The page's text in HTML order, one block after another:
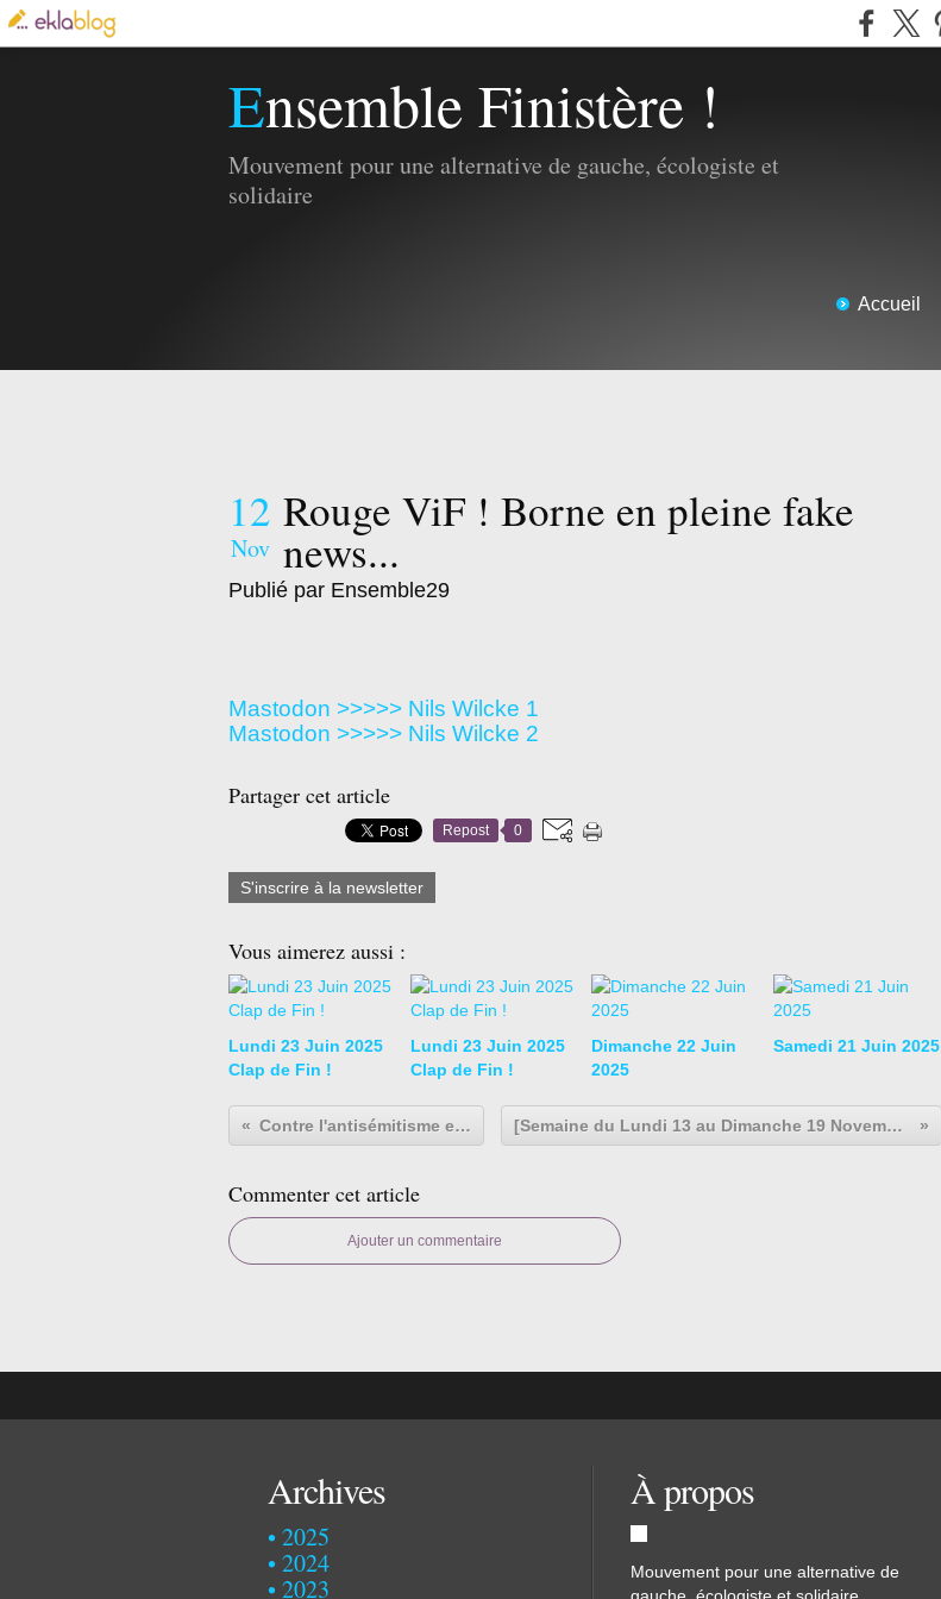
Ensemble Finistère !
Mouvement pour une alternative de gauche, écologiste et
solidaire
Accueil
12
Nov
Rouge ViF ! Borne en pleine fake
news...
Publié par Ensemble29
Mastodon >>>>> Nils Wilcke 1
Mastodon >>>>> Nils Wilcke 2
Partager cet article
Repost 0
S'inscrire à la newsletter
Vous aimerez aussi :
Lundi 23 Juin 2025
Clap de Fin !
Lundi 23 Juin 2025
Clap de Fin !
Dimanche 22 Juin
2025
Samedi 21 Juin 2025
Contre l'antisémitisme et tous les racismes... [Semaine du Lundi 13 au Dimanche 19 Novembre 2023... Les Actualités Politiques]
Commenter cet article
Ajouter un commentaire
Archives
2025
2024
2023
À propos
Mouvement pour une alternative de